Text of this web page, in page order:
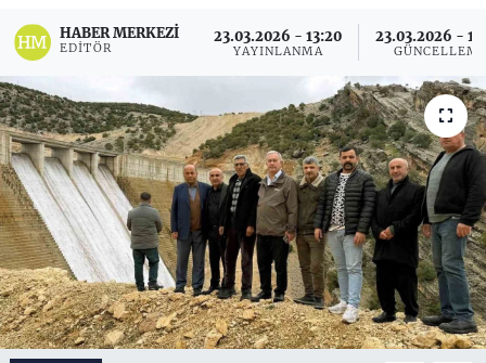
HABER MERKEZI
EDITÖR
23.03.2026 - 13:20
YAYINLANMA
23.03.2026 -